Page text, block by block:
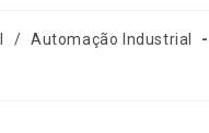
/ Automação Industrial